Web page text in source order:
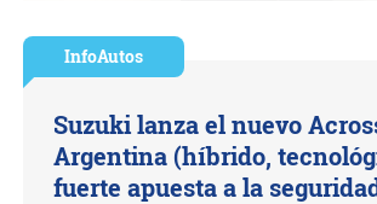
InfoAutos
Suzuki lanza el nuevo
Argentina (híbrido,
fuerte apuesta a la